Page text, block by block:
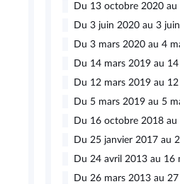
Du 13 octobre 2020
Du 3 juin 2020 au 3
Du 3 mars 2020 au 4
Du 14 mars 2019 au
Du 12 mars 2019 au
Du 5 mars 2019 au 5
Du 16 octobre 2018
Du 25 janvier 2017 au
Du 24 avril 2013 au 16
Du 26 mars 2013 au